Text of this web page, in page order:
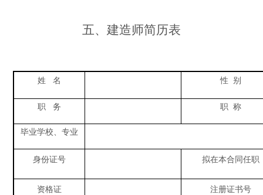
五、建造师简历表
姓 名 性 别
职 务 职 称
毕业学校、专业
身份证号 拟在本合同任职
资格证 注册证书号